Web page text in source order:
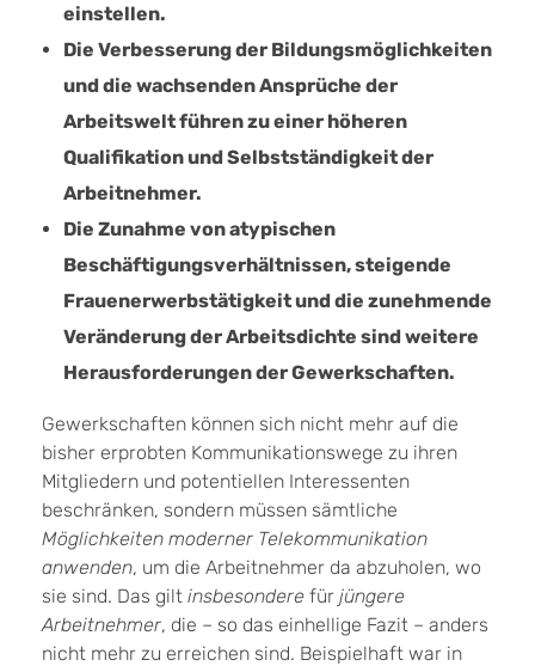
einstellen.
Die Verbesserung der Bildungsmöglichkeiten
und die wachsenden Ansprüche der
Arbeitswelt führen zu einer höheren
Qualifikation und Selbstständigkeit der
Arbeitnehmer.
Die Zunahme von atypischen
Beschäftigungsverhältnissen, steigende
Frauenerwerbstätigkeit und die zunehmende
Veränderung der Arbeitsdichte sind weitere
Herausforderungen der Gewerkschaften.
Gewerkschaften können sich nicht mehr auf die
bisher erprobten Kommunikationswege zu ihren
Mitgliedern und potentiellen Interessenten
beschränken, sondern müssen sämtliche
Möglichkeiten moderner Telekommunikation
anwenden, um die Arbeitnehmer da abzuholen, wo
sie sind. Das gilt insbesondere für jüngere
Arbeitnehmer, die – so das einhellige Fazit – anders
nicht mehr zu erreichen sind. Beispielhaft war in